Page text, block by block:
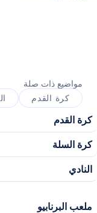
صلة
الفريق الأول